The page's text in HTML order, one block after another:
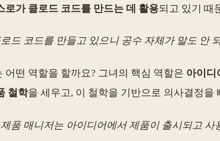
로가 클로드 코드를 만드는 데 활용되고 있기 때
드 코드를 만들고 있으니 공수 자체가 말도 안
어떤 역할을 할까요? 그녀의 핵심 역할은 아이디
철학을 세우고, 이 철학을 기반으로 의사결정을
품 매니저는 아이디어에서 제품이 출시되고